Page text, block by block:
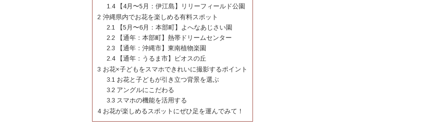
1.4【4月〜5月：伊江島】リリーフィールド公園
2 沖縄県内でお花を楽しめる有料スポット
2.1
【5月〜6月：本部町】よへなあじさい園
2.2 【通年：本部町】熱帯ドリームセンター
2.3 【通年：沖縄市】東南植物楽園
2.4【通年：うるま市】ビオスの丘
3 お花×子どもをスマホできれいに撮影するポイント
3.1 お花と子どもが引き立つ背景を選ぶ
3.2 アングルにこだわる
3.3 スマホの機能を活用する
4お花が楽しめるスポットにぜひ足を運んでみて！